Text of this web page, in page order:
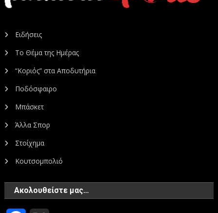
Ειδήσεις
Το Θέμα της Ημέρας
“Κοριός” στα Αποδυτήρια
Ποδόσφαιρο
Μπάσκετ
Άλλα Σπορ
Στοίχημα
Κουτσομπολιό
Ακολουθείστε μας…